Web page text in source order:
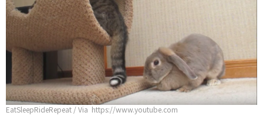
EatSleepRideRepeat / Via https://www.youtube.com